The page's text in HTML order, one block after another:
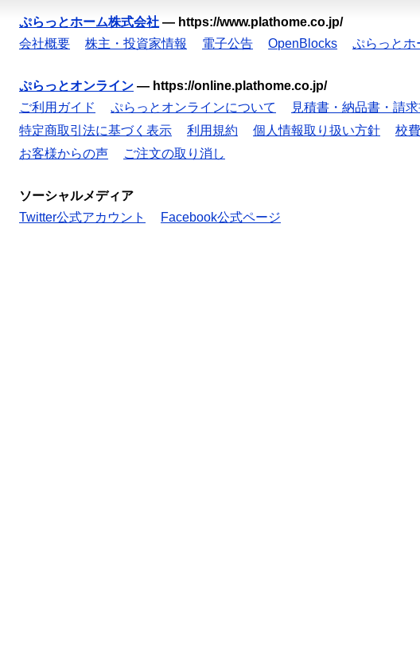
ぷらっとホーム株式会社 — https://www.plathome.co.jp/
会社概要
株主・投資家情報 電子公告 OpenBlocks ぷらっとホ
ぷらっとオンライン — https://online.plathome.co.jp/
ご利用ガイド
ぷらっとオンラインについて 見積書・納品書・請
特定商取引法に基づく表示
利用規約 個人情報取り扱い方針 校
お客様からの声
ご注文の取り消し
ソーシャルメディア
Twitter公式アカウント
Facebook公式ページ